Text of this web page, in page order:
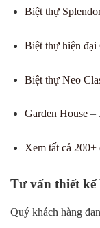
Biệt thự
Biệt thự hiện đại
Biệt thự Neo
Garden House–
Xem tất cả
Tư vấn thiết kế
Quý khách hàng